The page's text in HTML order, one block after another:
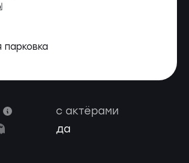
парковка
с актёрами
да